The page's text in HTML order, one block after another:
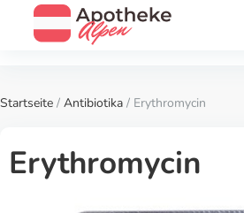
Startseite / Antibiotika / Erythromycin
Erythromycin